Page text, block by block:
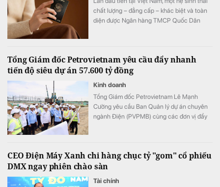
chất lượng – đẳng cấp – khác biệt và toàn
diện được Ngân hàng TMCP Quốc Dân
những đặc quyền cao nhất.
Tổng Giám đốc Petrovietnam yêu cầu đẩy nhanh
tiến độ siêu dự án 57.600 tỷ đồng
Kinh doanh
Tổng Giám đốc Petrovietnam Lê Mạnh
Cường yêu cầu Ban Quản lý dự án chuyên
ngành Điện (PVPMB) cùng các đơn vị đẩy
CEO Điện Máy Xanh chi hàng chục tỷ "gom" cổ phiếu
DMX ngay phiên chào sàn
Tài chính